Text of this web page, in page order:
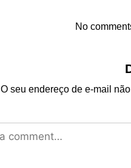
No
O seu endereço de e-mail